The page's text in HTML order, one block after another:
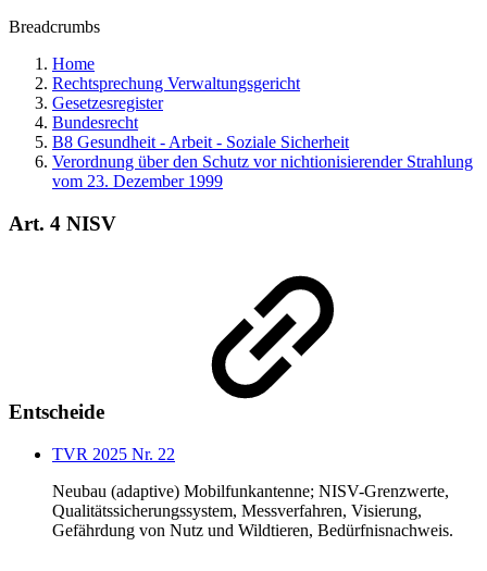
Breadcrumbs
Home
Rechtsprechung Verwaltungsgericht
Gesetzesregister
Bundesrecht
B8 Gesundheit - Arbeit - Soziale Sicherheit
Verordnung über den Schutz vor nichtionisierender Strahlung
vom 23. Dezember 1999
Art. 4 NISV
Entscheide
TVR 2025 Nr. 22
Neubau (adaptive) Mobilfunkantenne; NISV-Grenzwerte,
Qualitätssicherungssystem, Messverfahren, Visierung,
Gefährdung von Nutz und Wildtieren, Bedürfnisnachweis.